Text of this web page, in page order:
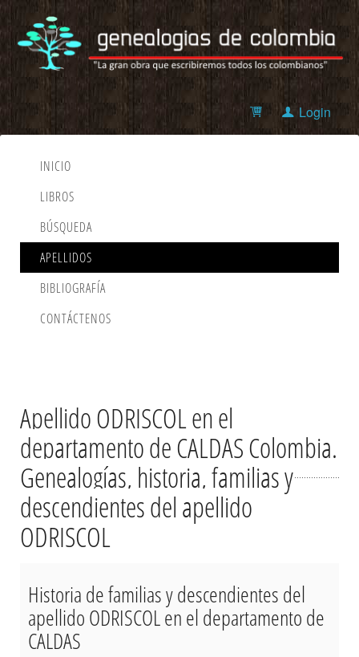
Login
INICIO
LIBROS
BÚSQUEDA
APELLIDOS
BIBLIOGRAFÍA
CONTÁCTENOS
Apellido ODRISCOL en el
departamento de CALDAS Colombia.
Genealogías, historia, familias y
descendientes del apellido
ODRISCOL
Historia de familias y descendientes del
apellido ODRISCOL en el departamento de
CALDAS